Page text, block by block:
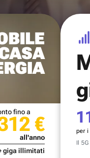
fino a
€
all'anno
giga illimitati
per i
Il